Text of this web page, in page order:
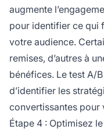
augmente
pour identifier ce qui
votre audience.
remises, d’autres à
bénéfices. Le test A/
d’identifier les
convertissantes pour
Étape 4 : Optimisez